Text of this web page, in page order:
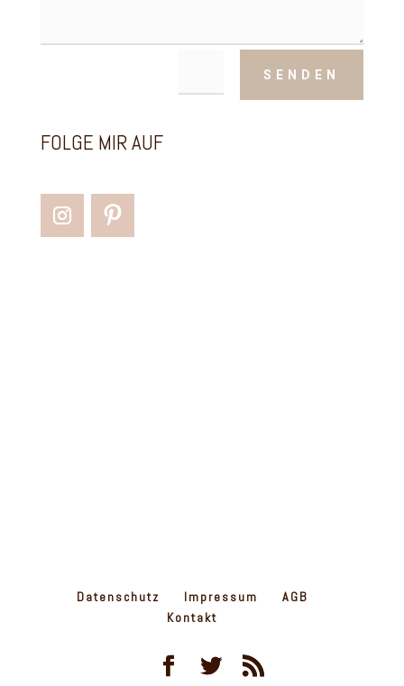
SENDEN
FOLGE MIR AUF
Datenschutz Impressum
AGB
Kontakt